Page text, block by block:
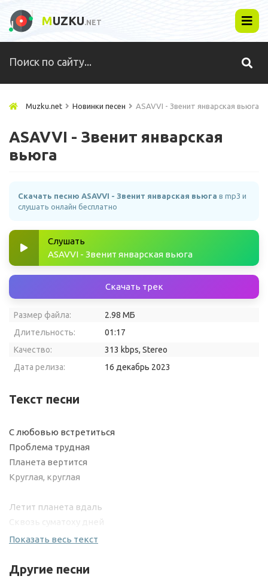
MUZKU.NET
Muzku.net Новинки песен ASAVVI - Звенит январская вьюга
ASAVVI - Звенит январская
вьюга
Скачать песню ASAVVI - Звенит январская вьюга в mp3 и
слушать онлайн бесплатно
Слушать
ASAVVI - Звенит январская вьюга
Скачать трек
Размер файла:
2.98 МБ
Длительность:
01:17
Качество:
313 kbps, Stereo
Дата релиза:
16 декабрь 2023
Текст песни
С любовью встретиться
Проблема трудная
Планета вертится
Круглая, круглая
Летит планета вдаль
Сквозь суматоху дней
Нелегко, нелегко
Показать весь текст
Другие песни